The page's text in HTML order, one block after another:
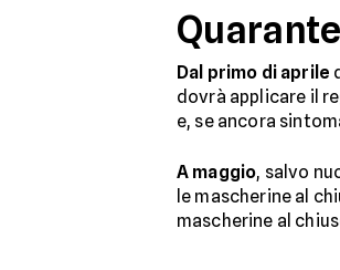
Dal primo di aprile
dovrà applicare il
e, se ancora
A maggio, salvo
le mascherine al
mascherine al